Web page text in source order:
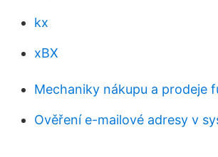
kx
xBX
Mechaniky nákupu a prodeje
Ověření e-mailové adresy v